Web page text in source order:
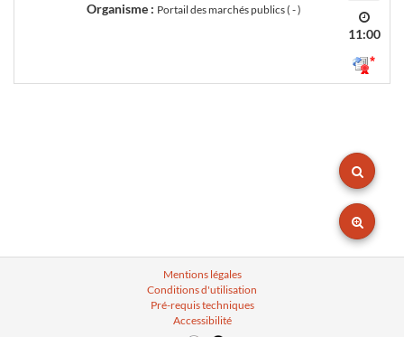
Organisme : Portail des marchés publics ( - )
11:00
Mentions légales
Conditions d'utilisation
Pré-requis techniques
Accessibilité